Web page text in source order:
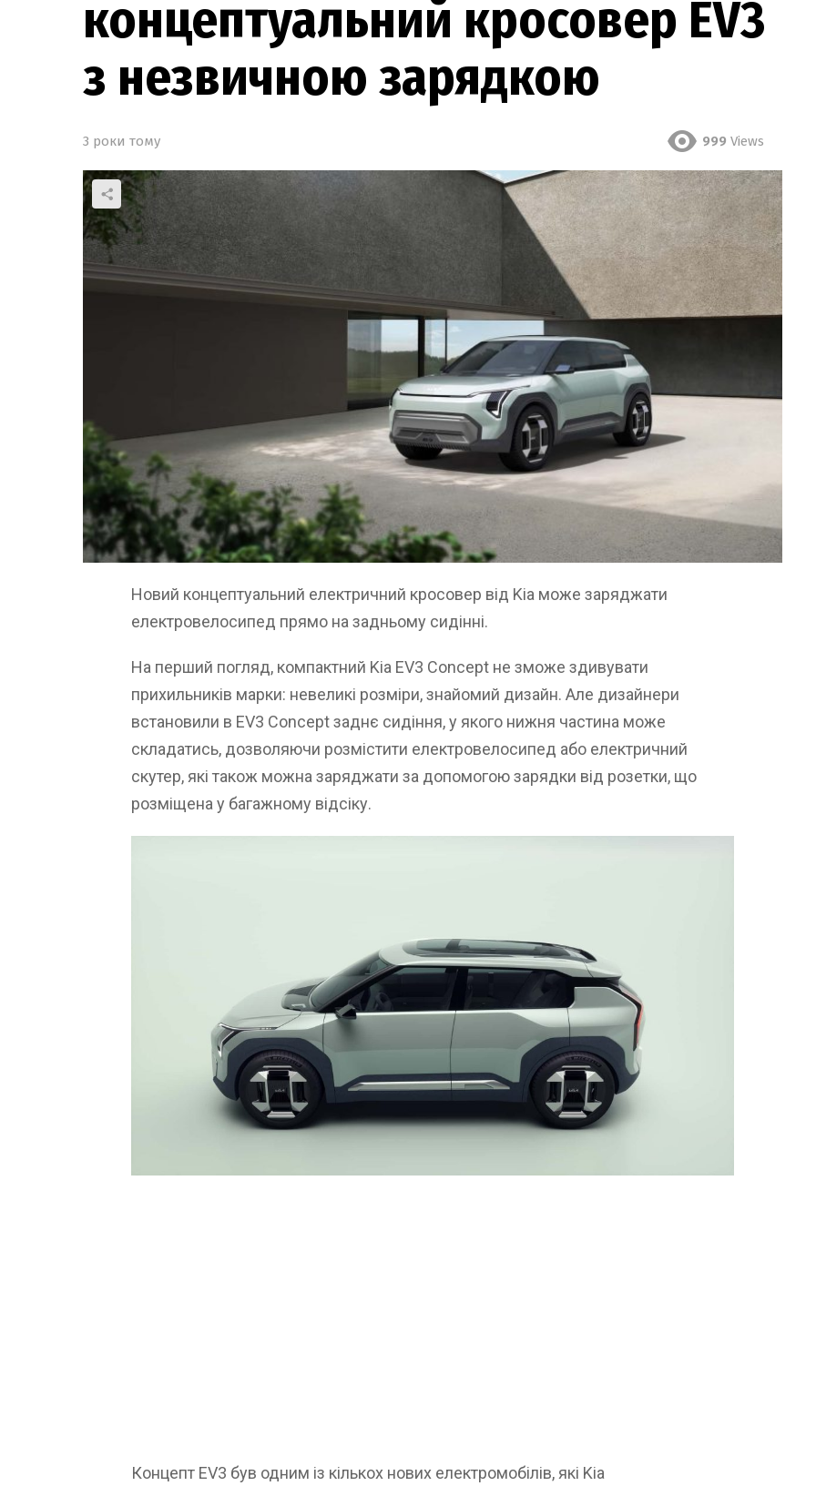
концептуальний кросовер EV3
з незвичною зарядкою
3 роки тому 999 Views
Новий концептуальний електричний кросовер від Kia може заряджати
електровелосипед прямо на задньому сидінні.
На перший погляд, компактний Kia EV3 Concept не зможе здивувати
прихильників марки: невеликі розміри, знайомий дизайн. Але дизайнери
встановили в EV3 Concept заднє сидіння, у якого нижня частина може
складатись, дозволяючи розмістити електровелосипед або електричний
скутер, які також можна заряджати за допомогою зарядки від розетки, що
розміщена у багажному відсіку.
Концепт EV3 був одним із кількох нових електромобілів, які Kia